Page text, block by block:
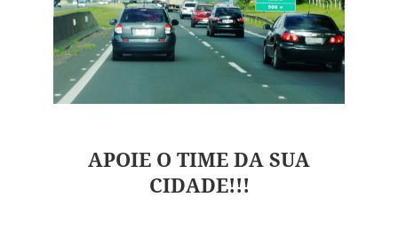
APOIE O TIME DA SUA
CIDADE!!!